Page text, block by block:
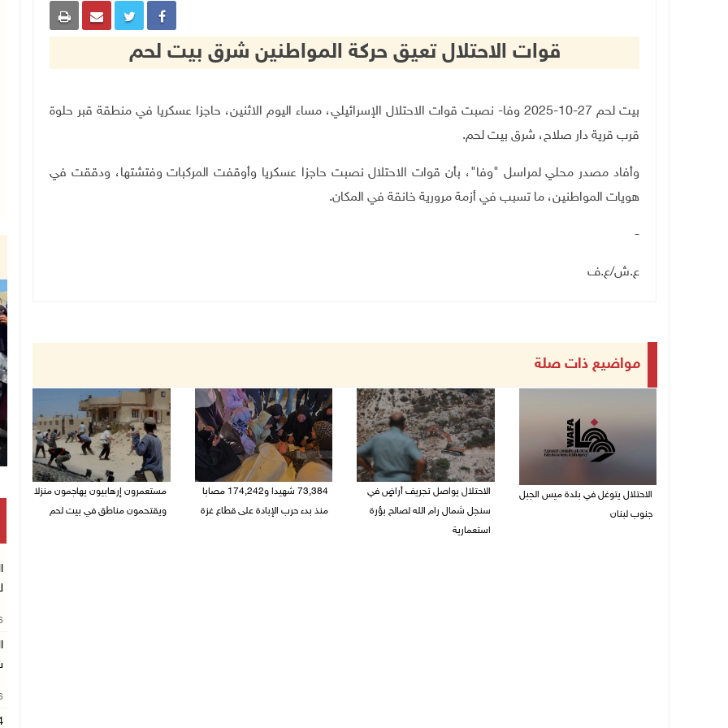
قوات الاحتلال تعيق حركة المواطنين شرق بيت لحم
بيت لحم 27-10-2025 وفا- نصبت قوات الاحتلال الإسرائيلي، مساء اليوم الاثنين، حاجزا عسكريا في منطقة قبر حلوة
قرب قرية دار صلاح، شرق بيت لحم.
وأفاد مصدر محلي لمراسل "وفا"، بأن قوات الاحتلال نصبت حاجزا عسكريا وأوقفت المركبات وفتشتها، ودققت في
هويات المواطنين، ما تسبب في أزمة مرورية خانقة في المكان.
-
ع.ش/ع.ف
مواضيع ذات صلة
الاحتلال يتوغل في بلدة ميس الجبل
جنوب لبنان
الاحتلال يواصل تجريف أراضٍ في
سنجل شمال رام الله لصالح بؤرة
استعمارية
73,384 شهيدا و174,242 مصابا
منذ بدء حرب الإبادة على قطاع غزة
مستعمرون إرهابيون يهاجمون منزلا
ويقتحمون مناطق في بيت لحم